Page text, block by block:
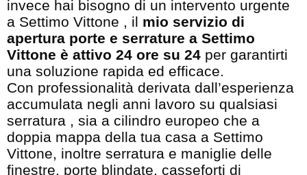
invece hai bisogno di un intervento urgente
a Settimo Vittone , il mio servizio di
apertura porte e serrature a Settimo
Vittone è attivo 24 ore su 24 per garantirti
una soluzione rapida ed efficace.
Con professionalità derivata dall’esperienza
accumulata negli anni lavoro su qualsiasi
serratura , sia a cilindro europeo che a
doppia mappa della tua casa a Settimo
Vittone, inoltre serratura e maniglie delle
finestre, porte blindate, casseforti di